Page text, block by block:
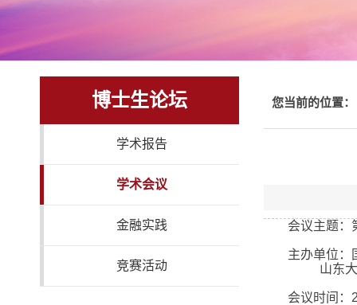
博士生论坛
学术报告
学术会议
金融实践
竞赛活动
您当前的位置：
会议主题：
主办单位：
山东
会议时间：